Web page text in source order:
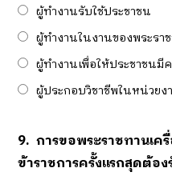
ผู้ทำงานรับใช้ประชาชน
ผู้ทำงานในงานของพระรา
ผู้ทำงานเพื่อให้ประชาชนมี
ผู้ประกอบวิชาชีพในหน่วยง
9. การขอพระราชทานเค
ข้าราชการครั้งแรกสุดต้อ